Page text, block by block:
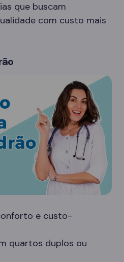
que buscam
com custo mais
e custo-
quartos duplos ou